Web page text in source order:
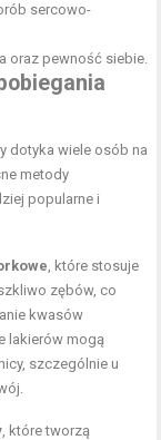
sercowo-
oraz pewność siebie.
dotyka wiele osób na
metody
popularne i
, które stosuje
zębów, co
kwasów
lakierów mogą
szczególnie u
, które tworzą